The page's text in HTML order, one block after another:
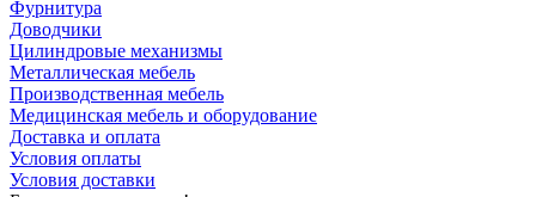
Фурнитура
Доводчики
Цилиндровые механизмы
Металлическая мебель
Производственная мебель
Медицинская мебель и оборудование
Доставка и оплата
Условия оплаты
Условия доставки